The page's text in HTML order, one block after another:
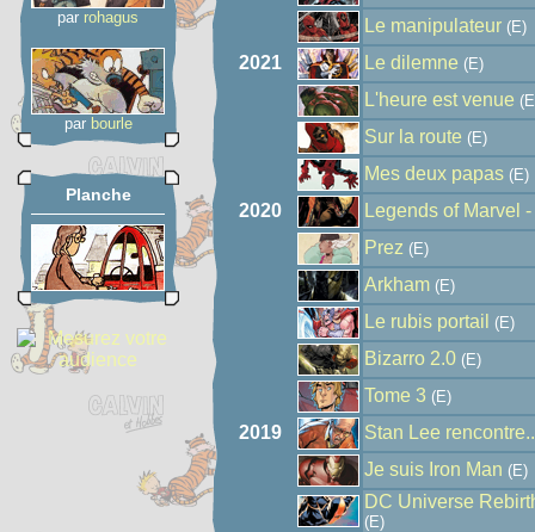
par rohagus
par bourle
Planche
Le manipulateur (E)
2021 Le dilemne (E)
L'heure est venue
Sur la route (E)
Mes deux papas (E)
2020
Legends of Marvel
Prez (E)
Arkham (E)
Le rubis portail (E)
Bizarro 2.0 (E)
Tome 3 (E)
2019
Stan Lee
Je suis Iron Man (E)
DC Universe
(E)